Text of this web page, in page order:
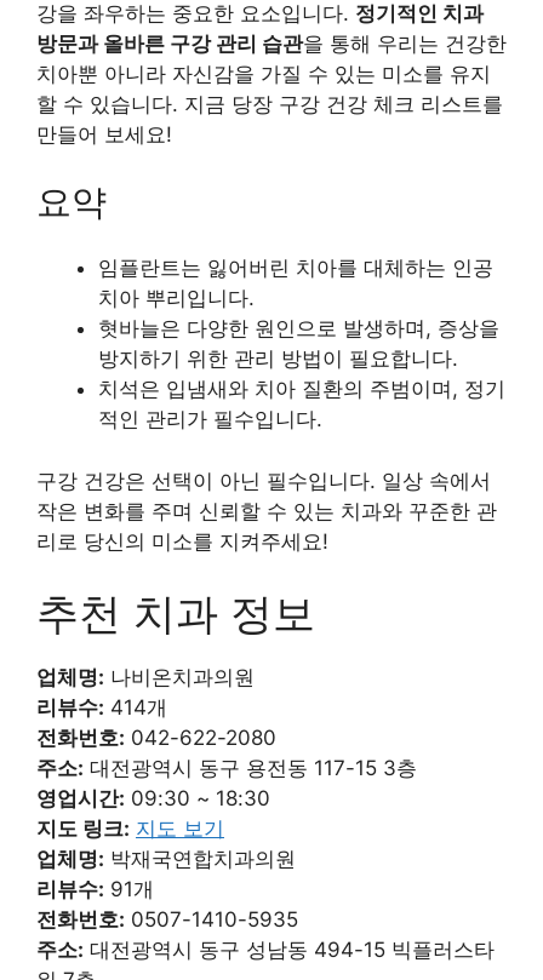
강을 좌우하는 중요한 요소입니다. 정기적인 치과
방문과 올바른 구강 관리 습관을 통해 우리는 건강한
치아뿐 아니라 자신감을 가질 수 있는 미소를 유지
할 수 있습니다. 지금 당장 구강 건강 체크 리스트를
만들어 보세요!
요약
임플란트는 잃어버린 치아를 대체하는 인공
치아 뿌리입니다.
혓바늘은 다양한 원인으로 발생하며, 증상을
방지하기 위한 관리 방법이 필요합니다.
치석은 입냄새와 치아 질환의 주범이며, 정기
적인 관리가 필수입니다.
구강 건강은 선택이 아닌 필수입니다. 일상 속에서
작은 변화를 주며 신뢰할 수 있는 치과와 꾸준한 관
리로 당신의 미소를 지켜주세요!
추천 치과 정보
업체명: 나비온치과의원
리뷰수: 414개
전화번호: 042-622-2080
주소: 대전광역시 동구 용전동 117-15 3층
영업시간: 09:30 ~ 18:30
지도 링크: 지도 보기
업체명: 박재국연합치과의원
리뷰수: 91개
전화번호: 0507-1410-5935
주소: 대전광역시 동구 성남동 494-15 빅플러스타